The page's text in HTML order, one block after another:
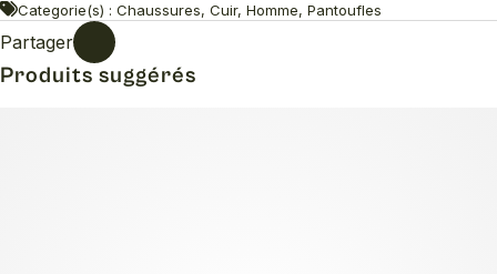
Categorie(s) : Chaussures, Cuir, Homme, Pantoufles
Partager
Produits suggérés